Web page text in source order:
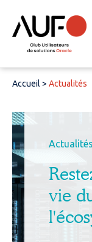
Accueil > Actualités
Actualités
vie